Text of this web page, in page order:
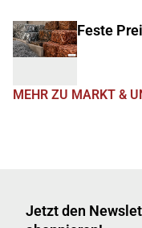
Feste
MEHR ZU MARKT &
Jetzt den